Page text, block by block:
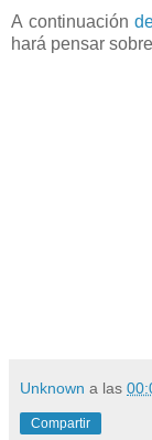
A continuación
hará pensar
Unknown a las
Compartir